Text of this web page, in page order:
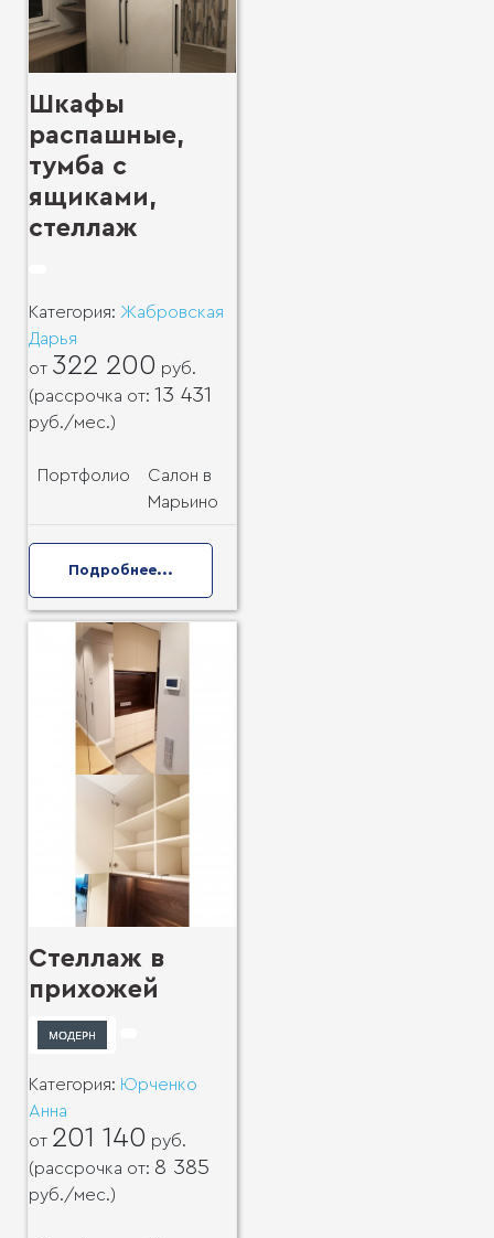
Шкафы
распашные,
тумба с
ящиками,
стеллаж
Категория: Жабровская
Дарья
от 322 200 руб.
(рассрочка от: 13 431
руб./мес.)
Портфолио
Салон в
Марьино
Подробнее...
Стеллаж в
прихожей
Категория: Юрченко
Анна
от 201 140 руб.
(рассрочка от: 8 385
руб./мес.)